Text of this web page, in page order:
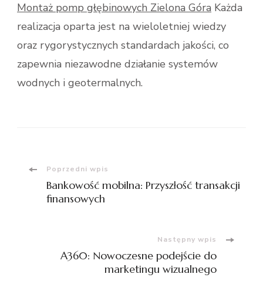
Montaż pomp głębinowych Zielona Góra Każda
realizacja oparta jest na wieloletniej wiedzy
oraz rygorystycznych standardach jakości, co
zapewnia niezawodne działanie systemów
wodnych i geotermalnych.
Nawigacja
wpisu
Poprzedni wpis
Bankowość mobilna: Przyszłość transakcji
finansowych
Następny wpis
A360: Nowoczesne podejście do
marketingu wizualnego